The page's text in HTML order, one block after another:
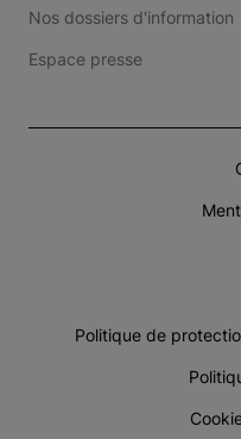
Nos dossiers d'information
Espace presse
Politique de